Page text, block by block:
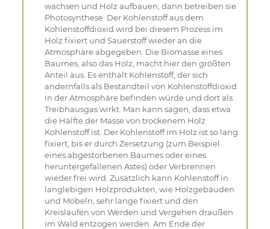
wachsen und Holz aufbauen, dann betreiben sie
Photosynthese. Der Kohlenstoff aus dem
Kohlenstoffdioxid wird bei diesem Prozess im
Holz fixiert und Sauerstoff wieder an die
Atmosphäre abgegeben. Die Biomasse eines
Baumes, also das Holz, macht hier den größten
Anteil aus. Es enthält Kohlenstoff, der sich
andernfalls als Bestandteil von Kohlenstoffdioxid
in der Atmosphäre befinden würde und dort als
Treibhausgas wirkt. Man kann sagen, dass etwa
die Hälfte der Masse von trockenem Holz
Kohlenstoff ist. Der Kohlenstoff im Holz ist so lang
fixiert, bis er durch Zersetzung (zum Beispiel
eines abgestorbenen Baumes oder eines
heruntergefallenen Astes) oder Verbrennen
wieder frei wird. Zusätzlich kann Kohlenstoff in
langlebigen Holzprodukten, wie Holzgebäuden
und Möbeln, sehr lange fixiert und den
Kreisläufen von Werden und Vergehen draußen
im Wald entzogen werden. Am Ende der